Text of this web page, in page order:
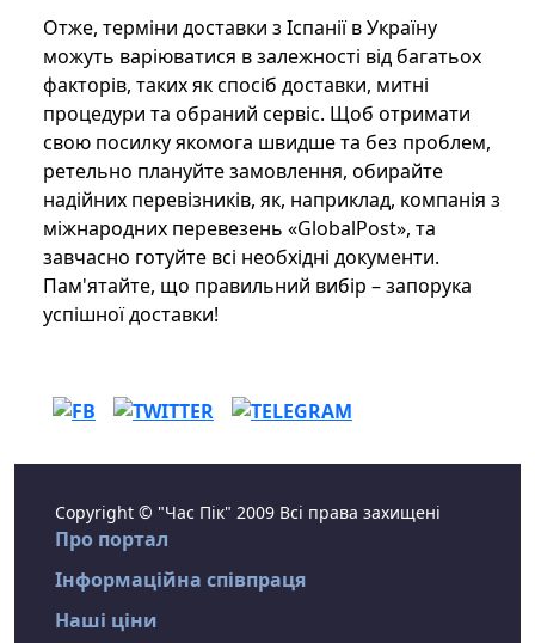
Отже, терміни доставки з Іспанії в Україну
можуть варіюватися в залежності від багатьох
факторів, таких як спосіб доставки, митні
процедури та обраний сервіс. Щоб отримати
свою посилку якомога швидше та без проблем,
ретельно плануйте замовлення, обирайте
надійних перевізників, як, наприклад, компанія з
міжнародних перевезень «GlobalPost», та
завчасно готуйте всі необхідні документи.
Пам'ятайте, що правильний вибір – запорука
успішної доставки!
Copyright © "Час Пік" 2009 Всі права захищені
Про портал
Інформаційна співпраця
Наші ціни